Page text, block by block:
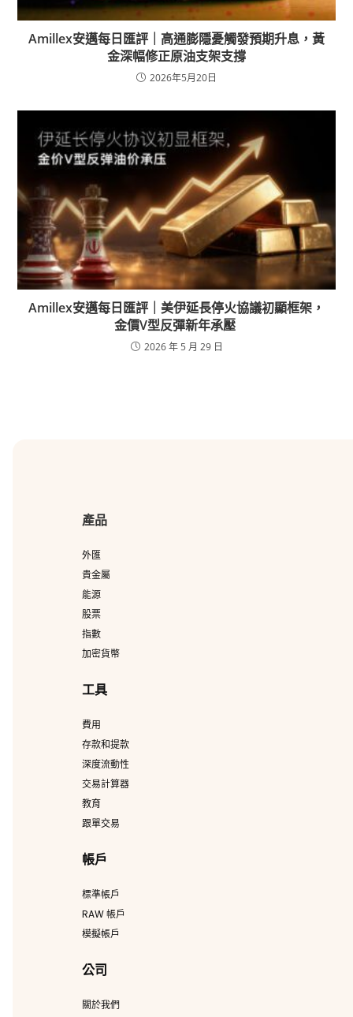
Amillex安邁每日匯評｜高通膨隱憂觸發預期升息，黃
金深幅修正原油支架支撐
2026年5月20日
Amillex安邁每日匯評｜美伊延長停火協議初顯框架，
金價V型反彈新年承壓
2026 年 5 月 29 日
產品
外匯
貴金屬
能源
股票
指數
加密貨幣
工具
費用
存款和提款
深度流動性
交易計算器
教育
跟單交易
帳戶
標準帳戶
RAW 帳戶
模擬帳戶
公司
關於我們